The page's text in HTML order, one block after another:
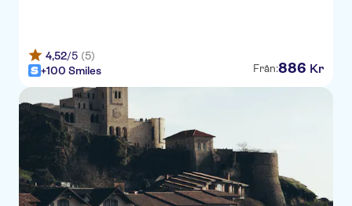
Klajdi Resort
Grint Hotel
Mel Holiday
FAFA Beach
Rean
4,52/5 (5)
+100 Smiles
Från:886 Kr